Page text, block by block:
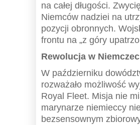
na całej długości.
Niemców nadziei na
pozycji obronnych.
frontu na „z góry
Rewolucja w
W październiku
rozważało możliwość
Royal Fleet. Misja nie
marynarze niemieccy
bezsensownym